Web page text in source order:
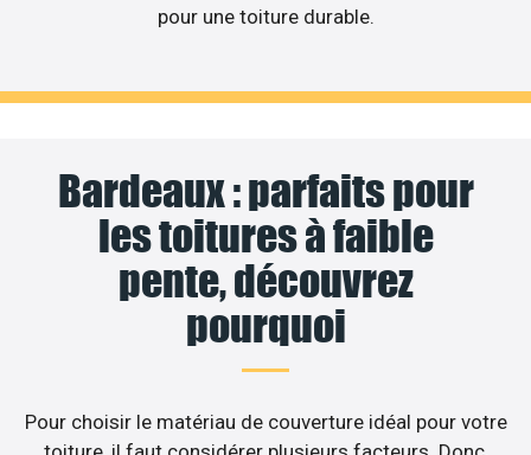
pour une toiture durable.
Bardeaux : parfaits pour
les toitures à faible
pente, découvrez
pourquoi
Pour choisir le matériau de couverture idéal pour votre